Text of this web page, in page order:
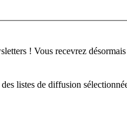
! Vous recevrez désormais
listes de diffusion